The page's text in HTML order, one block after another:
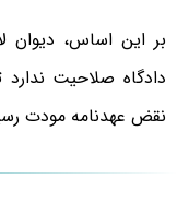
بر این اساس، دیوان
دادگاه صلاحیت
نقض عهدنامه مودت